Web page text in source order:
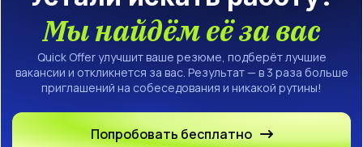
Мы найдём её за вас
Quick Offer улучшит ваше резюме, подберёт лучшие
вакансии и откликнется за вас. Результат — в 3 раза больше
приглашений на собеседования и никакой рутины!
Попробовать бесплатно